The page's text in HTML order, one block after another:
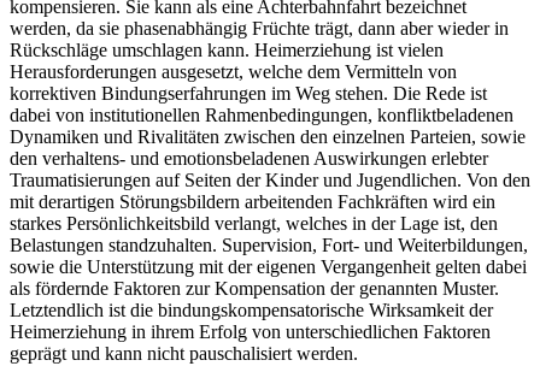
kompensieren. Sie kann als eine Achterbahnfahrt bezeichnet
werden, da sie phasenabhängig Früchte trägt, dann aber wieder in
Rückschläge umschlagen kann. Heimerziehung ist vielen
Herausforderungen ausgesetzt, welche dem Vermitteln von
korrektiven Bindungserfahrungen im Weg stehen. Die Rede ist
dabei von institutionellen Rahmenbedingungen, konfliktbeladenen
Dynamiken und Rivalitäten zwischen den einzelnen Parteien, sowie
den verhaltens- und emotionsbeladenen Auswirkungen erlebter
Traumatisierungen auf Seiten der Kinder und Jugendlichen. Von den
mit derartigen Störungsbildern arbeitenden Fachkräften wird ein
starkes Persönlichkeitsbild verlangt, welches in der Lage ist, den
Belastungen standzuhalten. Supervision, Fort- und Weiterbildungen,
sowie die Unterstützung mit der eigenen Vergangenheit gelten dabei
als fördernde Faktoren zur Kompensation der genannten Muster.
Letztendlich ist die bindungskompensatorische Wirksamkeit der
Heimerziehung in ihrem Erfolg von unterschiedlichen Faktoren
geprägt und kann nicht pauschalisiert werden.